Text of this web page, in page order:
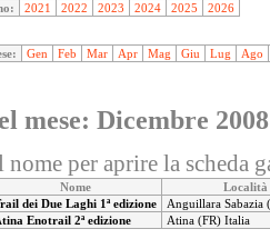
2021 2022 2023 2024 2025 2026
Gen Feb Mar Apr Mag Giu Lug Ago
mese: Dicembre 2008
nome per aprire la scheda
Nome
Località
dei Due Laghi 1ª edizione
Anguillara Sabazia
Enotrail 2ª edizione Atina (FR) Italia